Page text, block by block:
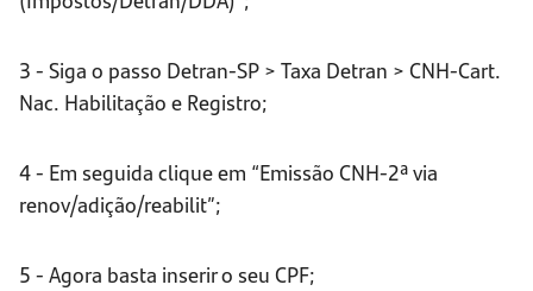
3 - Siga o passo Detran-SP > Taxa Detran > CNH-Cart.
Nac. Habilitação e Registro;
4 - Em seguida clique em “Emissão CNH-2ª via
renov/adição/reabilit”;
5 - Agora basta inserir o seu CPF;